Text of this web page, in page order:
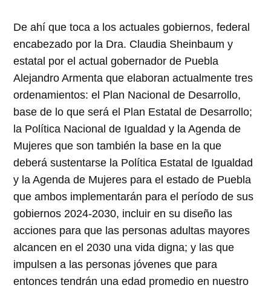
De ahí que toca a los actuales gobiernos, federal
encabezado por la Dra. Claudia Sheinbaum y
estatal por el actual gobernador de Puebla
Alejandro Armenta que elaboran actualmente tres
ordenamientos: el Plan Nacional de Desarrollo,
base de lo que será el Plan Estatal de Desarrollo;
la Política Nacional de Igualdad y la Agenda de
Mujeres que son también la base en la que
deberá sustentarse la Política Estatal de Igualdad
y la Agenda de Mujeres para el estado de Puebla
que ambos implementarán para el período de sus
gobiernos 2024-2030, incluir en su diseño las
acciones para que las personas adultas mayores
alcancen en el 2030 una vida digna; y las que
impulsen a las personas jóvenes que para
entonces tendrán una edad promedio en nuestro